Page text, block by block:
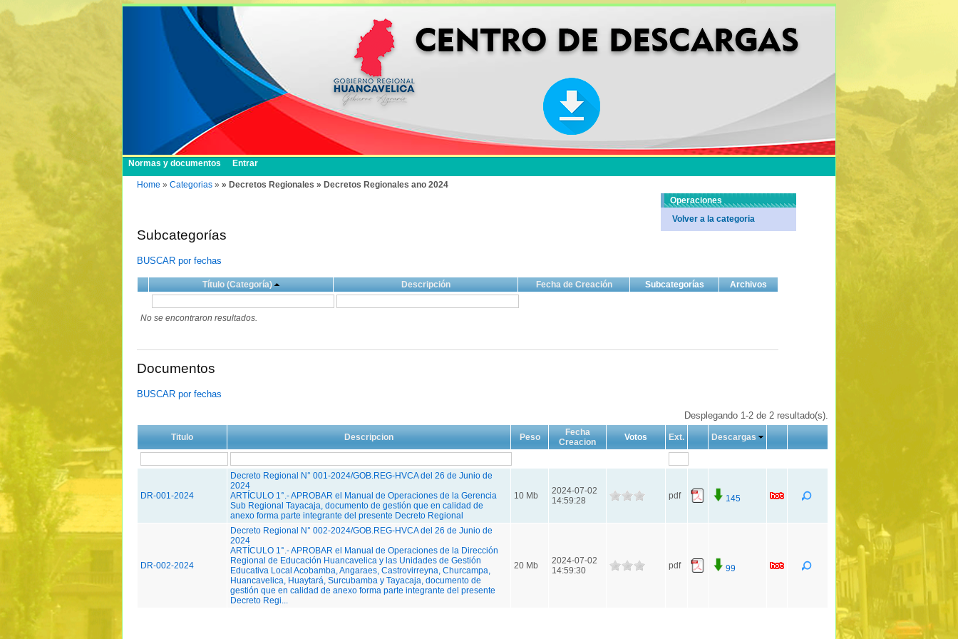
Normas y documentos Entrar
Home » Categorias » » Decretos Regionales » Decretos Regionales ano 2024
Subcategorías
BUSCAR por fechas
Título (Categoría) Descripción Fecha de Creación Subcategorías Archivos
No se encontraron resultados.
Documentos
BUSCAR por fechas
Desplegando 1-2 de 2 resultado(s).
Titulo Descripcion Peso
Fecha
Creacion
Votos Ext. Descargas
DR-001-2024
Decreto Regional N° 001-2024/GOB.REG-HVCA del 26 de Junio de
2024
ARTÍCULO 1°.- APROBAR el Manual de Operaciones de la Gerencia
Sub Regional Tayacaja, documento de gestión que en calidad de
anexo forma parte integrante del presente Decreto Regional
10 Mb
2024-07-02
14:59:28
pdf 145
DR-002-2024
Decreto Regional N° 002-2024/GOB.REG-HVCA del 26 de Junio de
2024
ARTÍCULO 1°.- APROBAR el Manual de Operaciones de la Dirección
Regional de Educación Huancavelica y las Unidades de Gestión
Educativa Local Acobamba, Angaraes, Castrovirreyna, Churcampa,
Huancavelica, Huaytará, Surcubamba y Tayacaja, documento de
gestión que en calidad de anexo forma parte integrante del presente
Decreto Regi...
20 Mb
2024-07-02
14:59:30
pdf 99
Operaciones
Volver a la categoria